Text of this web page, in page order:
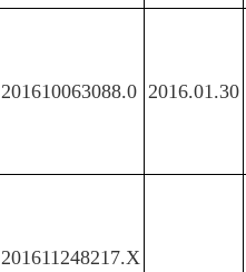
201610063088.0 2016.01.30
201611248217.X